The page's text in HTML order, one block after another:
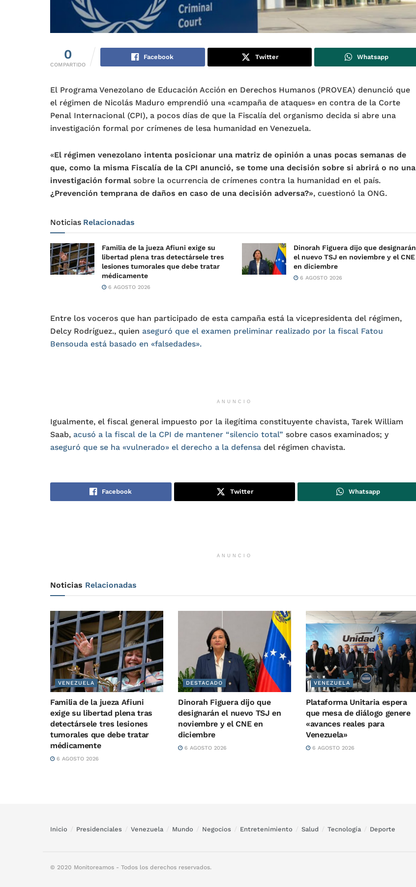
0
COMPARTIDO
Facebook Twitter Whatsapp
El Programa Venezolano de Educación Acción en Derechos Humanos (PROVEA) denunció que
el régimen de Nicolás Maduro emprendió una «campaña de ataques» en contra de la Corte
Penal Internacional (CPI), a pocos días de que la Fiscalía del organismo decida si abre una
investigación formal por crímenes de lesa humanidad en Venezuela.
«El régimen venezolano intenta posicionar una matriz de opinión a unas pocas semanas de
que, como la misma Fiscalía de la CPI anunció, se tome una decisión sobre si abrirá o no una
investigación formal sobre la ocurrencia de crímenes contra la humanidad en el país.
¿Prevención temprana de daños en caso de una decisión adversa?», cuestionó la ONG.
Noticias Relacionadas
Familia de la jueza Afiuni exige su
libertad plena tras detectársele tres
lesiones tumorales que debe tratar
médicamente
6 AGOSTO 2026
Dinorah Figuera dijo que designarán
el nuevo TSJ en noviembre y el CNE
en diciembre
6 AGOSTO 2026
Entre los voceros que han participado de esta campaña está la vicepresidenta del régimen,
Delcy Rodríguez., quien aseguró que el examen preliminar realizado por la fiscal Fatou
Bensouda está basado en «falsedades».
ANUNCIO
Igualmente, el fiscal general impuesto por la ilegítima constituyente chavista, Tarek William
Saab, acusó a la fiscal de la CPI de mantener “silencio total” sobre casos examinados; y
aseguró que se ha «vulnerado» el derecho a la defensa del régimen chavista.
Facebook Twitter Whatsapp
ANUNCIO
Noticias Relacionadas
VENEZUELA
Familia de la jueza Afiuni
exige su libertad plena tras
detectársele tres lesiones
tumorales que debe tratar
médicamente
6 AGOSTO 2026
DESTACADO
Dinorah Figuera dijo que
designarán el nuevo TSJ en
noviembre y el CNE en
diciembre
6 AGOSTO 2026
VENEZUELA
Plataforma Unitaria espera
que mesa de diálogo genere
«avances reales para
Venezuela»
6 AGOSTO 2026
Inicio Presidenciales Venezuela Mundo Negocios Entretenimiento Salud Tecnología Deporte
© 2020 Monitoreamos - Todos los derechos reservados.